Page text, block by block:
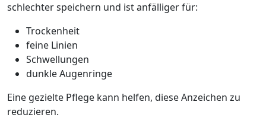
schlechter speichern und ist anfälliger für:
Trockenheit
feine Linien
Schwellungen
dunkle Augenringe
Eine gezielte Pflege kann helfen, diese Anzeichen zu
reduzieren.